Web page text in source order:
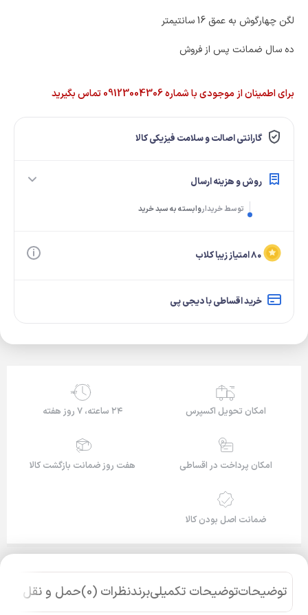
لگن چهارگوش به عمق 16 سانتیمتر
ده سال ضمانت پس از فروش
برای اطمینان از موجودی با شماره 09123004306 تماس بگیرید
گارانتی اصالت و سلامت فیزیکی کالا
روش و هزینه ارسال
توسط خریداروابسته به سبد خرید
۸۰ امتیاز زیبا کلاب
خرید اقساطی با دیجی پی
امکان تحویل اکسپرس
24/7
۲۴ ساعته، ۷ روز هفته
امکان پرداخت در اقساطی هفت روز ضمانت بازگشت کالا
ضمانت اصل بودن کالا
توضیحاتتوضیحات تکمیلیبرندنظرات (0) حمل و نقل کالا